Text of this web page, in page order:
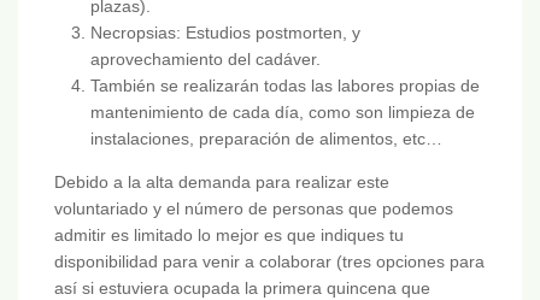
plazas).
Necropsias: Estudios postmorten, y
aprovechamiento del cadáver.
También se realizarán todas las labores propias de
mantenimiento de cada día, como son limpieza de
instalaciones, preparación de alimentos, etc…
Debido a la alta demanda para realizar este
voluntariado y el número de personas que podemos
admitir es limitado lo mejor es que indiques tu
disponibilidad para venir a colaborar (tres opciones para
así si estuviera ocupada la primera quincena que